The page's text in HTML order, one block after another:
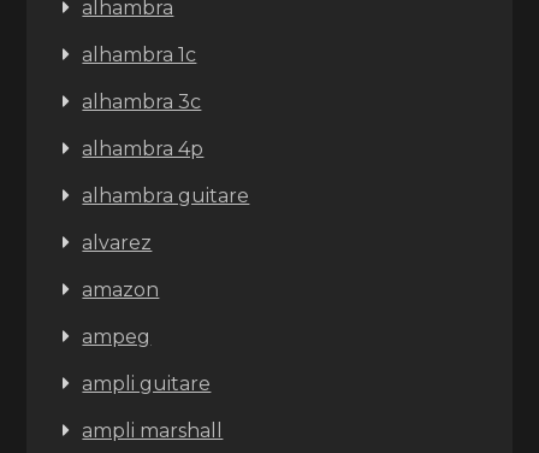
alhambra
alhambra 1c
alhambra 3c
alhambra 4p
alhambra guitare
alvarez
amazon
ampeg
ampli guitare
ampli marshall